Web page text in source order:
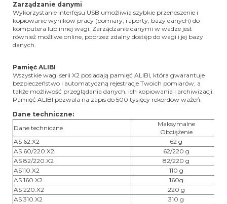
Zarządzanie danymi
Wykorzystanie interfejsu USB umożliwia szybkie przenoszenie i
kopiowanie wyników pracy (pomiary, raporty, bazy danych) do
komputera lub innej wagi. Zarządzanie danymi w wadze jest
również możliwe online, poprzez zdalny dostęp do wagi i jej bazy
danych.
Pamięć ALIBI
Wszystkie wagi serii X2 posiadają pamięć ALIBI, która gwarantuje
bezpieczeństwo i automatyczną rejestracje Twoich pomiarów, a
także możliwość przeglądania danych, ich kopiowania i archiwizacji.
Pamięć ALIBI pozwala na zapis do 500 tysięcy rekordów ważeń.
Dane techniczne:
Dane techniczne
Maksymalne
Obciążenie
AS 62.X2
62 g
AS 60/220.X2
62/220 g
AS 82/220.X2
82/220 g
AS110.X2
110 g
AS 160.X2
160g
AS 220.X2
220 g
AS 310.X2
310 g